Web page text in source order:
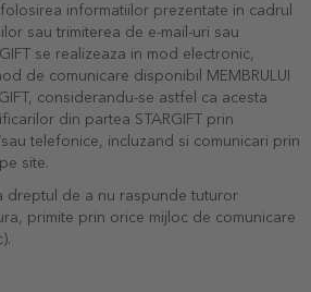
informatiilor prezentate in cadrul
sau trimiterea de e-mail-uri sau
se realizeaza in mod electronic,
de comunicare disponibil MEMBRULUI
considerandu-se astfel ca acesta
din partea STARGIFT prin
telefonice, incluzand si comunicari prin
site.
dreptul de a nu raspunde tuturor
primite prin orice mijloc de comunicare